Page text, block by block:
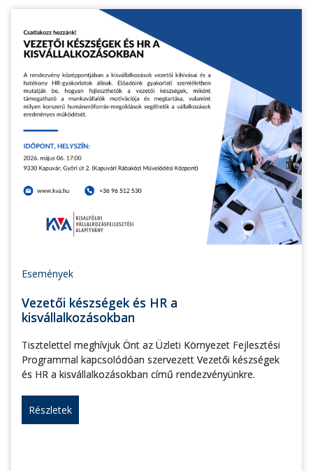
Események
Vezetői készségek és HR a
kisvállalkozásokban
Tisztelettel meghívjuk Önt az Üzleti Környezet Fejlesztési
Programmal kapcsolódóan szervezett Vezetői készségek
és HR a kisvállalkozásokban című rendezvényünkre.
Részletek